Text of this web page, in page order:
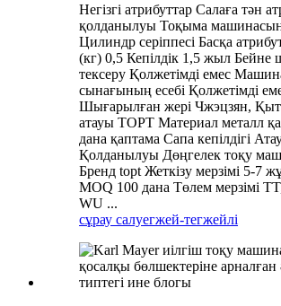
Негізгі атрибуттар Салаға тән
қолданылуы Тоқыма
Цилиндр серіппесі Басқа
(кг) 0,5 Кепілдік 1,5 жыл Бейне
тексеру Қолжетімді емес
сынағының есебі Қолжетімді
Шығарылған жері Чжэцзян,
атауы TOPT Материал металл
дана қаптама Сапа кепілдігі
Қолданылуы Дөңгелек тоқу
Бренд topt Жеткізу мерзімі 5-7
MOQ 100 дана Төлем мерзімі
WU ...
сұрау салуегжей-тегжейлі